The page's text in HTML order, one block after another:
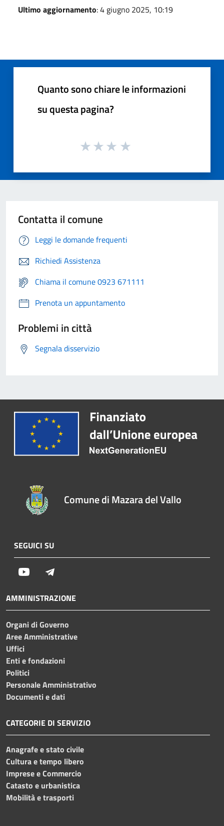
Ultimo aggiornamento: 4 giugno 2025, 10:19
Quanto sono chiare le informazioni
su questa pagina?
Contatta il comune
Leggi le domande frequenti
Richiedi Assistenza
Chiama il comune 0923 671111
Prenota un appuntamento
Problemi in città
Segnala disservizio
Comune di Mazara del Vallo
SEGUICI SU
Youtube
AMMINISTRAZIONE
Organi di Governo
Aree Amministrative
Uffici
Enti e fondazioni
Politici
Personale Amministrativo
Documenti e dati
CATEGORIE DI SERVIZIO
Anagrafe e stato civile
Cultura e tempo libero
Imprese e Commercio
Catasto e urbanistica
Mobilità e trasporti